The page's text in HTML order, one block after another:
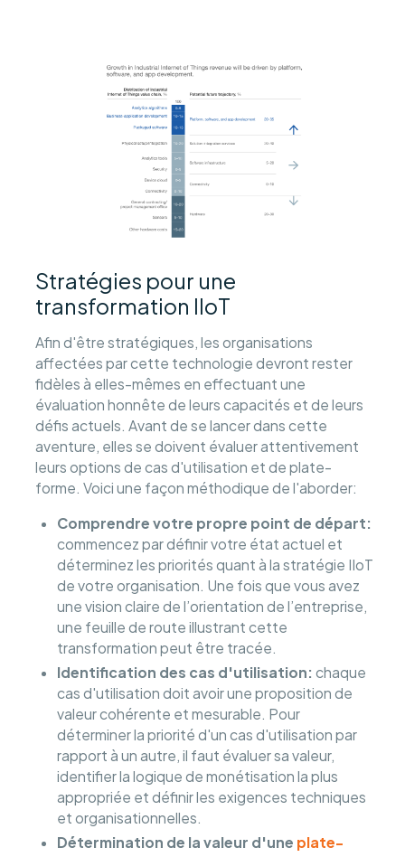
Stratégies pour une
transformation IIoT
Afin d'être stratégiques, les organisations
affectées par cette technologie devront rester
fidèles à elles-mêmes en effectuant une
évaluation honnête de leurs capacités et de leurs
défis actuels. Avant de se lancer dans cette
aventure, elles se doivent évaluer attentivement
leurs options de cas d'utilisation et de plate-
forme. Voici une façon méthodique de l'aborder:
Comprendre votre propre point de départ:
commencez par définir votre état actuel et
déterminez les priorités quant à la stratégie IIoT
de votre organisation. Une fois que vous avez
une vision claire de l’orientation de l’entreprise,
une feuille de route illustrant cette
transformation peut être tracée.
Identification des cas d'utilisation: chaque
cas d'utilisation doit avoir une proposition de
valeur cohérente et mesurable. Pour
déterminer la priorité d'un cas d'utilisation par
rapport à un autre, il faut évaluer sa valeur,
identifier la logique de monétisation la plus
appropriée et définir les exigences techniques
et organisationnelles.
Détermination de la valeur d'une plate-